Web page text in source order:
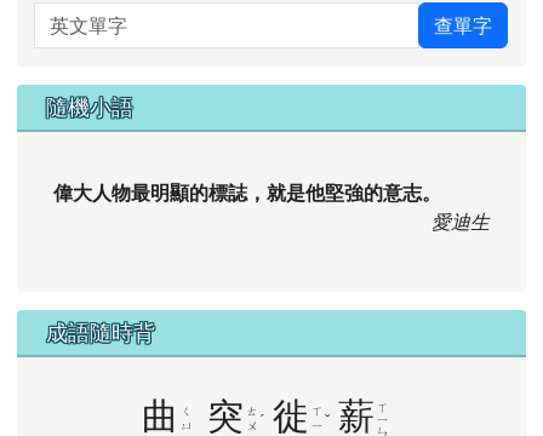
英文單字 查單字
隨機小語
偉大人物最明顯的標誌，就是他堅強的意志。
愛迪生
成語隨時背
曲
ㄑ
ㄩ
突 ㄊ
ㄨ ˊ 徙 ㄒ
ㄧˇ 薪 ㄒ
ㄧ
ㄣ